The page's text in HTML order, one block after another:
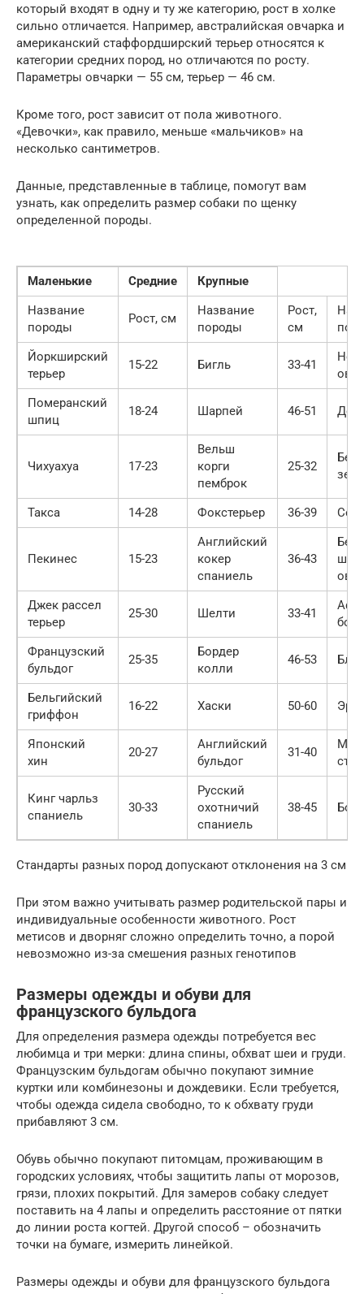
который входят в одну и ту же категорию, рост в холке
сильно отличается. Например, австралийская овчарка и
американский стаффордширский терьер относятся к
категории средних пород, но отличаются по росту.
Параметры овчарки — 55 см, терьер — 46 см.
Кроме того, рост зависит от пола животного.
«Девочки», как правило, меньше «мальчиков» на
несколько сантиметров.
Данные, представленные в таблице, помогут вам
узнать, как определить размер собаки по щенку
определенной породы.
Маленькие Средние
Крупные
Название
породы
Рост, см
Название
породы
Рост,
см
Йоркширский
терьер
15-22 Бигль 33-41
Померанский
шпиц
18-24 Шарпей 46-51
Чихуахуа 17-23
Вельш
корги
пемброк
25-32
Такса 14-28 Фокстерьер 36-39
Пекинес 15-23
Английский
кокер
спаниель
36-43
Джек рассел
терьер
25-30 Шелти 33-41
Французский
бульдог
25-35
Бордер
колли
46-53
Бельгийский
гриффон
16-22 Хаски 50-60
Японский
хин
20-27
Английский
бульдог
31-40
Кинг чарльз
спаниель
30-33
Русский
охотничий
спаниель
38-45
Стандарты разных пород допускают отклонения на 3 см
При этом важно учитывать размер родительской пары и
индивидуальные особенности животного. Рост
метисов и дворняг сложно определить точно, а порой
невозможно из-за смешения разных генотипов
Размеры одежды и обуви для
французского бульдога
Для определения размера одежды потребуется вес
любимца и три мерки: длина спины, обхват шеи и груди.
Французским бульдогам обычно покупают зимние
куртки или комбинезоны и дождевики. Если требуется,
чтобы одежда сидела свободно, то к обхвату груди
прибавляют 3 см.
Обувь обычно покупают питомцам, проживающим в
городских условиях, чтобы защитить лапы от морозов,
грязи, плохих покрытий. Для замеров собаку следует
поставить на 4 лапы и определить расстояние от пятки
до линии роста когтей. Другой способ – обозначить
точки на бумаге, измерить линейкой.
Размеры одежды и обуви для французского бульдога